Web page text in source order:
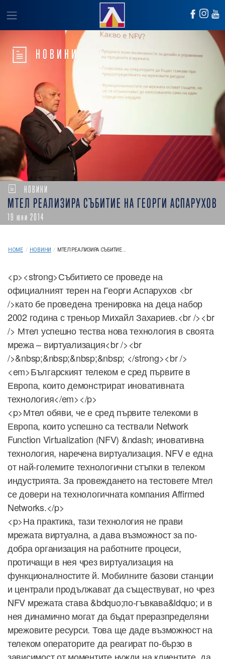
НОВИНИ
НОВИНИ
МТЕЛ РЕАЛИЗИРА СЪБИТИЕ НА ГЕОРГИ АСПАРУХОВ
19 юни 2014
HOME / НОВИНИ / МТЕЛ РЕАЛИЗИРА СЪБИТИЕ...
<p><strong>Събитието се проведе на
официалният терен на Георги Аспарухов <br
/>като бе проведена тренировка на деца набор
2002 година с треньор Михайл Захариев.<br /><br
/> Мтел успешно тества нова технология в своята
мрежа – виртуализация<br /><br
/>&nbsp;&nbsp;&nbsp;&nbsp; </strong><br />
<em>Българският телеком е сред първите в
Европа, които демонстрират иновативната
технология</em></p>
<p>Мтел обяви, че е сред първите телекоми в
Европа, които успешно са тествали Network
Function Virtualization (NFV) &ndash; иновативна
технология, наречена виртуализация. NFV е една
от най-големите технологични стъпки в телеком
индустрията. За провеждането на тестовете Мтел
се довери на технологичната компания Affirmed
Networks.</p>
<p>На практика, тази технология не прави
мрежата виртуална, а дава възможност за по-
добра организация на работните процеси,
протичащи в нея чрез виртуализация на
функционалностите й. Мобилните базови станции
и централи продължават да съществуват, но чрез
NFV мрежата става &bdquo;по-гъвкава&ldquo; и в
нея динамично могат да бъдат преразпределяни
мрежовите ресурси. Това ще даде възможност на
телеком операторите да реагират по-бързо в